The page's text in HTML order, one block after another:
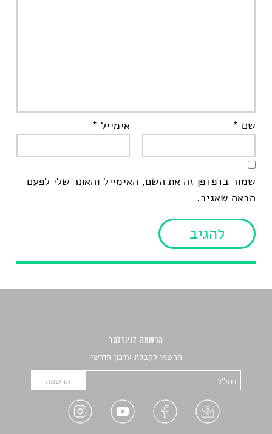
שם * אימייל *
שמור בדפדפן זה את השם, האימייל והאתר שלי לפעם
הבאה שאגיב.
הרשמה לניוזלטר
הרשמו לקבלת עדכון חודשי